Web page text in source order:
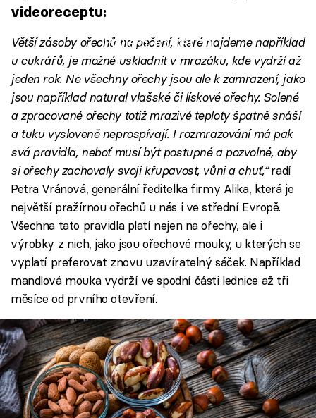
videoreceptu:
Failed to fetch
Větší zásoby ořechů na pečení, které najdeme například
u cukrářů, je možné uskladnit v mrazáku, kde vydrží až
jeden rok. Ne všechny ořechy jsou ale k zamrazení, jako
jsou například natural vlašské či lískové ořechy. Solené
a zpracované ořechy totiž mrazivé teploty špatně snáší
a tuku vysloveně neprospívají. I rozmrazování má pak
svá pravidla, neboť musí být postupné a pozvolné, aby
si ořechy zachovaly svoji křupavost, vůni a chuť,“radí
Petra Vránová, generální ředitelka firmy Alika, která je
největší pražírnou ořechů u nás i ve střední Evropě.
Všechna tato pravidla platí nejen na ořechy, ale i
výrobky z nich, jako jsou ořechové mouky, u kterých se
vyplatí preferovat znovu uzavíratelný sáček. Například
mandlová mouka vydrží ve spodní části lednice až tři
měsíce od prvního otevření.